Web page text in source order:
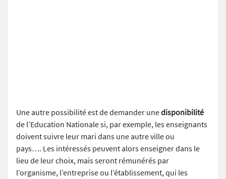
Une autre possibilité est de demander unedisponibilité
de l’Education Nationale si, par exemple, les enseignants
doivent suivre leur mari dans une autre ville ou
pays…. Les intéressés peuvent alors enseigner dans le
lieu de leur choix, mais seront rémunérés par
l’organisme, l’entreprise ou l’établissement, qui les